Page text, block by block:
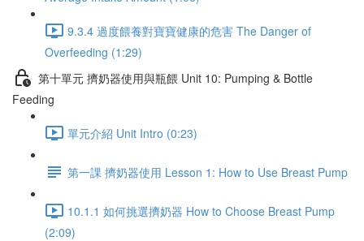
9.3.4 過度餵養對寶寶健康的危害 The Danger of
Overfeeding (1:29)
第十單元 擠奶器使用與瓶餵 Unit 10: Pumping & Bottle
Feeding
單元介紹 Unit Intro (0:23)
第一課 擠奶器使用 Lesson 1: How to Use Breast Pump
10.1.1 如何挑選擠奶器 How to Choose Breast Pump
(2:09)